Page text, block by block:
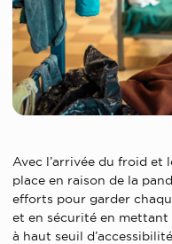
Avec l’arrivée du froid et
place en raison de la
efforts pour garder
et en sécurité en mettant
à haut seuil d’accessibilité